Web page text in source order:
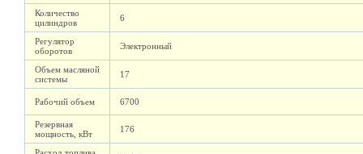
Количество
цилиндров
6
Регулятор
оборотов
Электронный
Объем масляной
системы
17
Рабочий объем 6700
Резервная
мощность, кВт
176